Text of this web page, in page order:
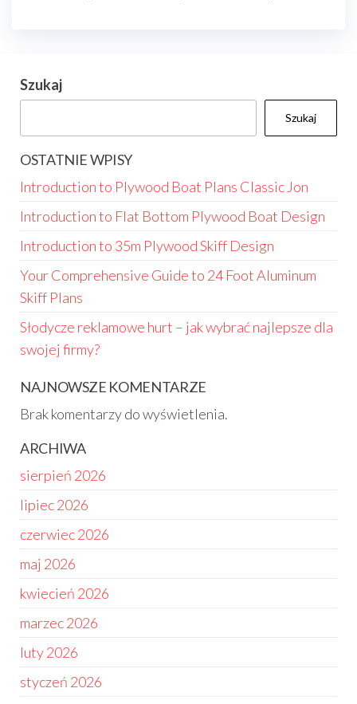
Szukaj
Szukaj
OSTATNIE WPISY
Introduction to Plywood Boat Plans Classic Jon
Introduction to Flat Bottom Plywood Boat Design
Introduction to 35m Plywood Skiff Design
Your Comprehensive Guide to 24 Foot Aluminum
Skiff Plans
Słodycze reklamowe hurt – jak wybrać najlepsze dla
swojej firmy?
NAJNOWSZE KOMENTARZE
Brak komentarzy do wyświetlenia.
ARCHIWA
sierpień 2026
lipiec 2026
czerwiec 2026
maj 2026
kwiecień 2026
marzec 2026
luty 2026
styczeń 2026